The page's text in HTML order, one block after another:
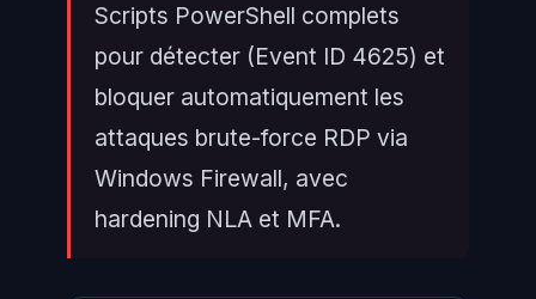
Scripts PowerShell complets
pour détecter (Event ID 4625) et
bloquer automatiquement les
attaques brute-force RDP via
Windows Firewall, avec
hardening NLA et MFA.